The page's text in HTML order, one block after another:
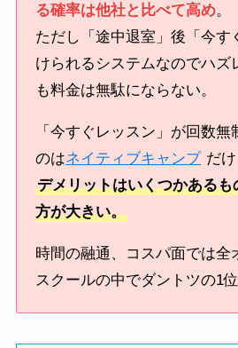
る確率は他社と比べて高め。
ただし「途中退室」後「今す
けられるシステムなのでハズ
も料金は無駄にならない。
「今すぐレッスン」が回数
のはネイティブキャンプ だけ
デメリットはいくつかある
方が大きい。
時間の融通、コスパ面では全
スクールの中でダントツの1位